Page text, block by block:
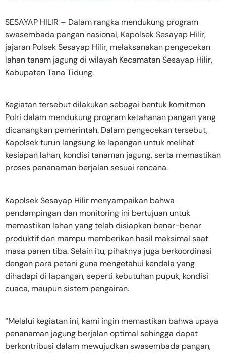
SESAYAP HILIR – Dalam rangka mendukung program
swasembada pangan nasional, Kapolsek Sesayap Hilir,
jajaran Polsek Sesayap Hilir, melaksanakan pengecekan
lahan tanam jagung di wilayah Kecamatan Sesayap Hilir,
Kabupaten Tana Tidung.
Kegiatan tersebut dilakukan sebagai bentuk komitmen
Polri dalam mendukung program ketahanan pangan yang
dicanangkan pemerintah. Dalam pengecekan tersebut,
Kapolsek turun langsung ke lapangan untuk melihat
kesiapan lahan, kondisi tanaman jagung, serta memastikan
proses penanaman berjalan sesuai rencana.
Kapolsek Sesayap Hilir menyampaikan bahwa
pendampingan dan monitoring ini bertujuan untuk
memastikan lahan yang telah disiapkan benar-benar
produktif dan mampu memberikan hasil maksimal saat
masa panen tiba. Selain itu, pihaknya juga berkoordinasi
dengan para petani guna mengetahui kendala yang
dihadapi di lapangan, seperti kebutuhan pupuk, kondisi
cuaca, maupun sistem pengairan.
“Melalui kegiatan ini, kami ingin memastikan bahwa upaya
penanaman jagung berjalan optimal sehingga dapat
berkontribusi dalam mewujudkan swasembada pangan,